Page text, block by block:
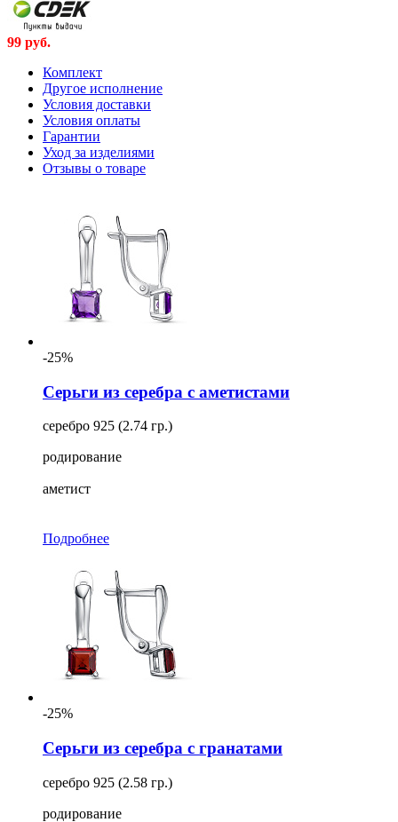
99 руб.
Комплект
Другое исполнение
Условия доставки
Условия оплаты
Гарантии
Уход за изделиями
Отзывы о товаре
-25%
Серьги из серебра с аметистами
серебро 925 (2.74 гр.)
родирование
аметист
Подробнее
-25%
Серьги из серебра с гранатами
серебро 925 (2.58 гр.)
родирование